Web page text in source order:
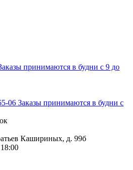
принимаются в будни с 9 до
06 Заказы принимаются в будни с
Кашириных, д. 99б